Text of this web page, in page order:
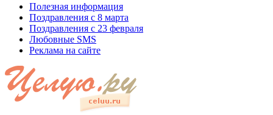
Полезная информация
Поздравления с 8 марта
Поздравления с 23 февраля
Любовные SMS
Реклама на сайте